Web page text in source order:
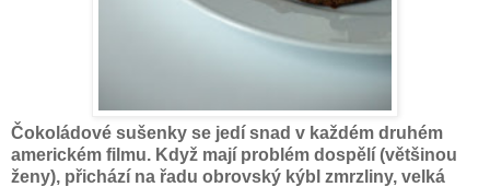
Čokoládové sušenky se jedí snad v každém druhém
americkém filmu. Když mají problém dospělí (většinou
ženy), přichází na řadu obrovský kýbl zmrzliny, velká